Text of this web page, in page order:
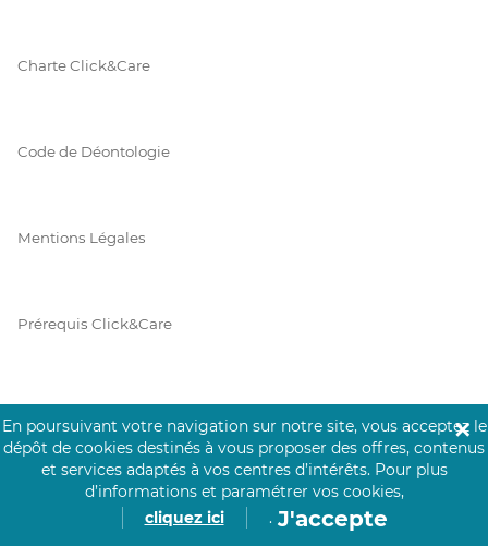
Charte Click&Care
Code de Déontologie
Mentions Légales
Prérequis Click&Care
Protection des Données
Vie Privée
En poursuivant votre navigation sur notre site, vous acceptez le
dépôt de cookies destinés à vous proposer des offres, contenus
et services adaptés à vos centres d’intérêts. Pour plus
d’informations et paramétrer vos cookies,
cliquez ici
. J'accepte
✕